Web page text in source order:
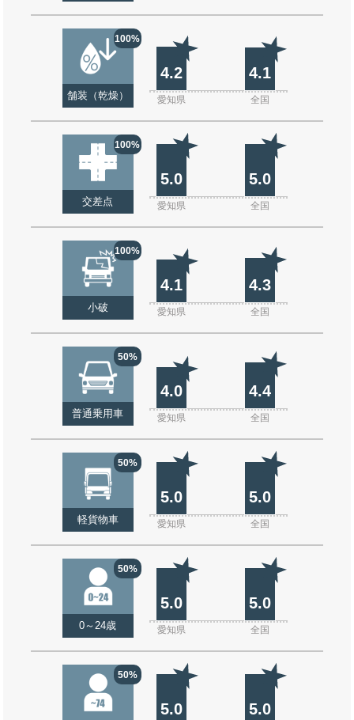
100%
舗装（乾燥）
4.2 4.1
愛知県 全国
100%
交差点
5.0 5.0
愛知県 全国
100%
小破
4.1 4.3
愛知県 全国
50%
普通乗用車
4.0 4.4
愛知県 全国
50%
軽貨物車
5.0 5.0
愛知県 全国
50%
0～24歳
5.0 5.0
愛知県 全国
50%
5.0 5.0